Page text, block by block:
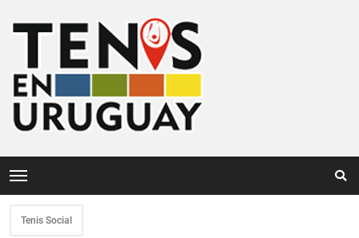
Tenis Social